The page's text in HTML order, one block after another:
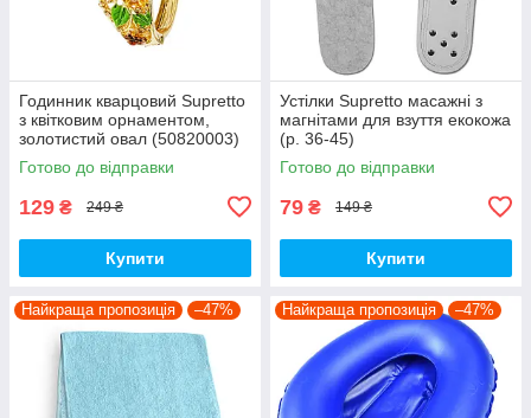
Годинник кварцовий Supretto
з квітковим орнаментом,
золотистий овал (50820003)
Готово до відправки
129 ₴ 249 ₴
Купити
Устілки Supretto масажні з
магнітами для взуття екокожа
(р. 36-45)
Готово до відправки
79 ₴ 149 ₴
Купити
Найкраща пропозиція –47% Найкраща пропозиція –47%